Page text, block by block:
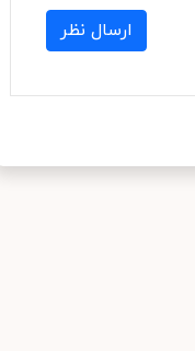
ارسال نظر